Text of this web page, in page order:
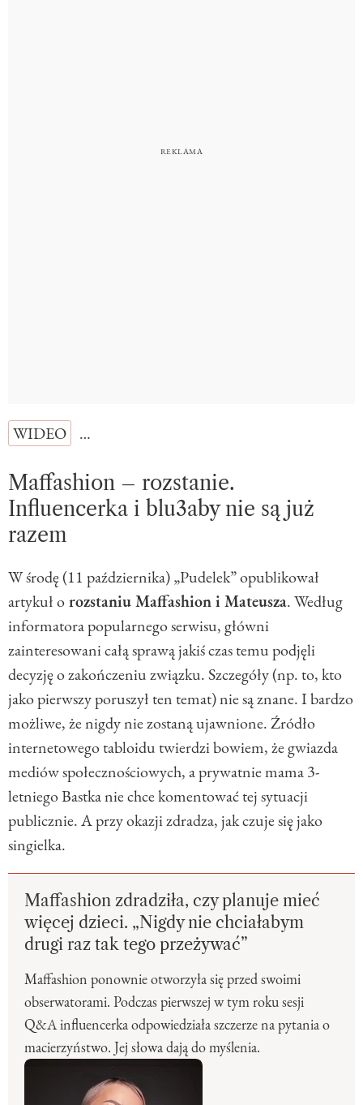
WIDEO …
Maffashion – rozstanie.
Influencerka i blu3aby nie są już
razem
W środę (11 października) „Pudelek” opublikował
artykuł orozstaniu Maffashion i Mateusza. Według
informatora popularnego serwisu, główni
zainteresowani całą sprawą jakiś czas temu podjęli
decyzję o zakończeniu związku. Szczegóły (np. to, kto
jako pierwszy poruszył ten temat) nie są znane. I bardzo
możliwe, że nigdy nie zostaną ujawnione. Źródło
internetowego tabloidu twierdzi bowiem, że gwiazda
mediów społecznościowych, a prywatnie mama 3-
letniego Bastka nie chce komentować tej sytuacji
publicznie. A przy okazji zdradza, jak czuje się jako
singielka.
Maffashion zdradziła, czy planuje mieć
więcej dzieci. „Nigdy nie chciałabym
drugi raz tak tego przeżywać”
Maffashion ponownie otworzyła się przed swoimi
obserwatorami. Podczas pierwszej w tym roku sesji
Q&A influencerka odpowiedziała szczerze na pytania o
macierzyństwo. Jej słowa dają do myślenia.